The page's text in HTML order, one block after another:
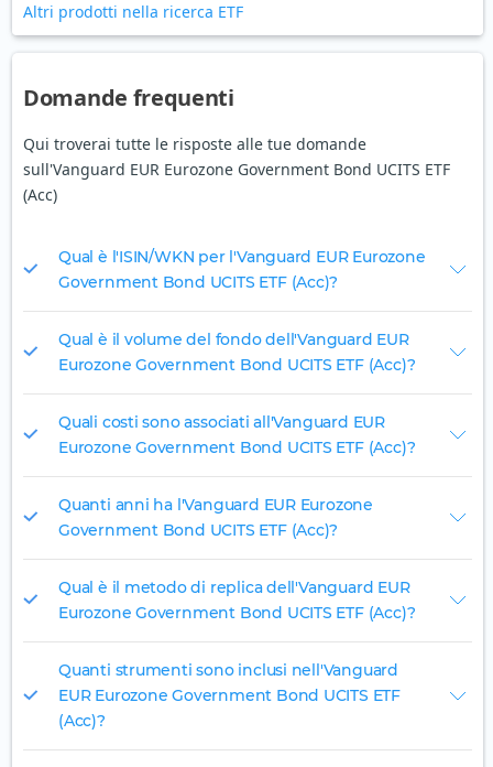
Altri prodotti nella ricerca ETF
Domande frequenti
Qui troverai tutte le risposte alle tue domande
sull'Vanguard EUR Eurozone Government Bond UCITS ETF
(Acc)
Qual è l'ISIN/WKN per l'Vanguard EUR Eurozone
Government Bond UCITS ETF (Acc)?
Qual è il volume del fondo dell'Vanguard EUR
Eurozone Government Bond UCITS ETF (Acc)?
Quali costi sono associati all'Vanguard EUR
Eurozone Government Bond UCITS ETF (Acc)?
Quanti anni ha l'Vanguard EUR Eurozone
Government Bond UCITS ETF (Acc)?
Qual è il metodo di replica dell'Vanguard EUR
Eurozone Government Bond UCITS ETF (Acc)?
Quanti strumenti sono inclusi nell'Vanguard
EUR Eurozone Government Bond UCITS ETF
(Acc)?